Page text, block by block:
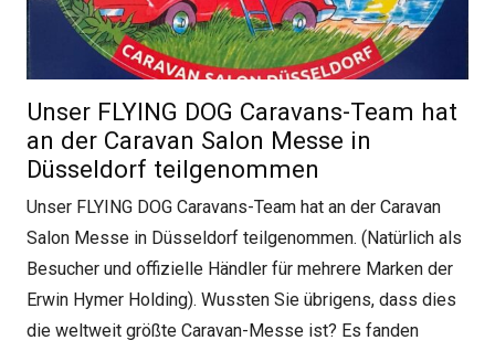
Unser FLYING DOG Caravans-Team hat
an der Caravan Salon Messe in
Düsseldorf teilgenommen
Unser FLYING DOG Caravans-Team hat an der Caravan
Salon Messe in Düsseldorf teilgenommen. (Natürlich als
Besucher und offizielle Händler für mehrere Marken der
Erwin Hymer Holding). Wussten Sie übrigens, dass dies
die weltweit größte Caravan-Messe ist? Es fanden